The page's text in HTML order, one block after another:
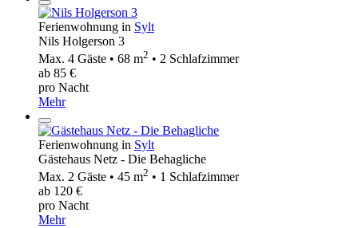
Ferienwohnung in Sylt
Nils Holgerson 3
Max. 4 Gäste • 68 m2 • 2 Schlafzimmer
ab 85 €
pro Nacht
Mehr
Ferienwohnung in Sylt
Gästehaus Netz - Die Behagliche
Max. 2 Gäste • 45 m2 • 1 Schlafzimmer
ab 120 €
pro Nacht
Mehr